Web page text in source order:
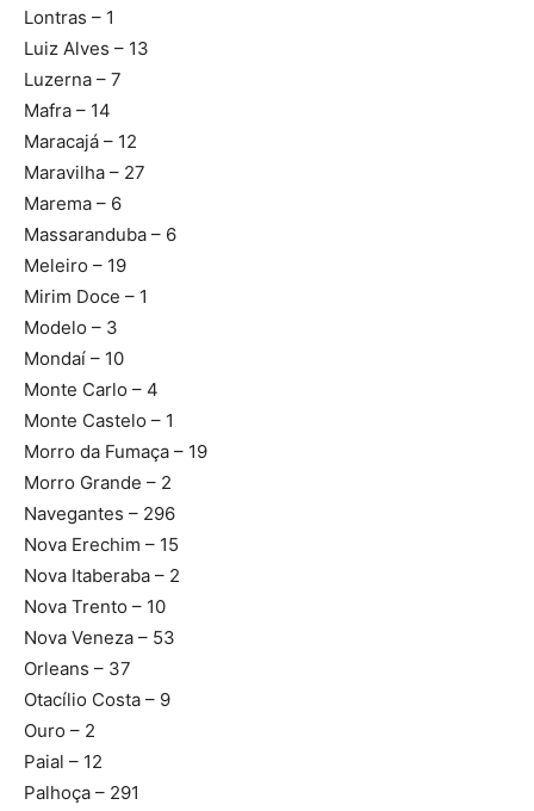
Lontras – 1
Luiz Alves – 13
Luzerna – 7
Mafra – 14
Maracajá – 12
Maravilha – 27
Marema – 6
Massaranduba – 6
Meleiro – 19
Mirim Doce – 1
Modelo – 3
Mondaí – 10
Monte Carlo – 4
Monte Castelo – 1
Morro da Fumaça – 19
Morro Grande – 2
Navegantes – 296
Nova Erechim – 15
Nova Itaberaba – 2
Nova Trento – 10
Nova Veneza – 53
Orleans – 37
Otacílio Costa – 9
Ouro – 2
Paial – 12
Palhoça – 291